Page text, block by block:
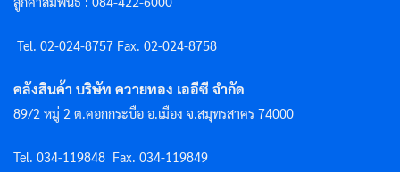
Tel. 02-024-8757 Fax. 02-024-8758
คลังสินค้า บริษัท ควายทอง เออีซี จำกัด
89/2 หมู่ 2 ต.คอกกระบือ อ.เมือง จ.สมุทรสาคร 74000
Tel. 034-119848 Fax. 034-119849